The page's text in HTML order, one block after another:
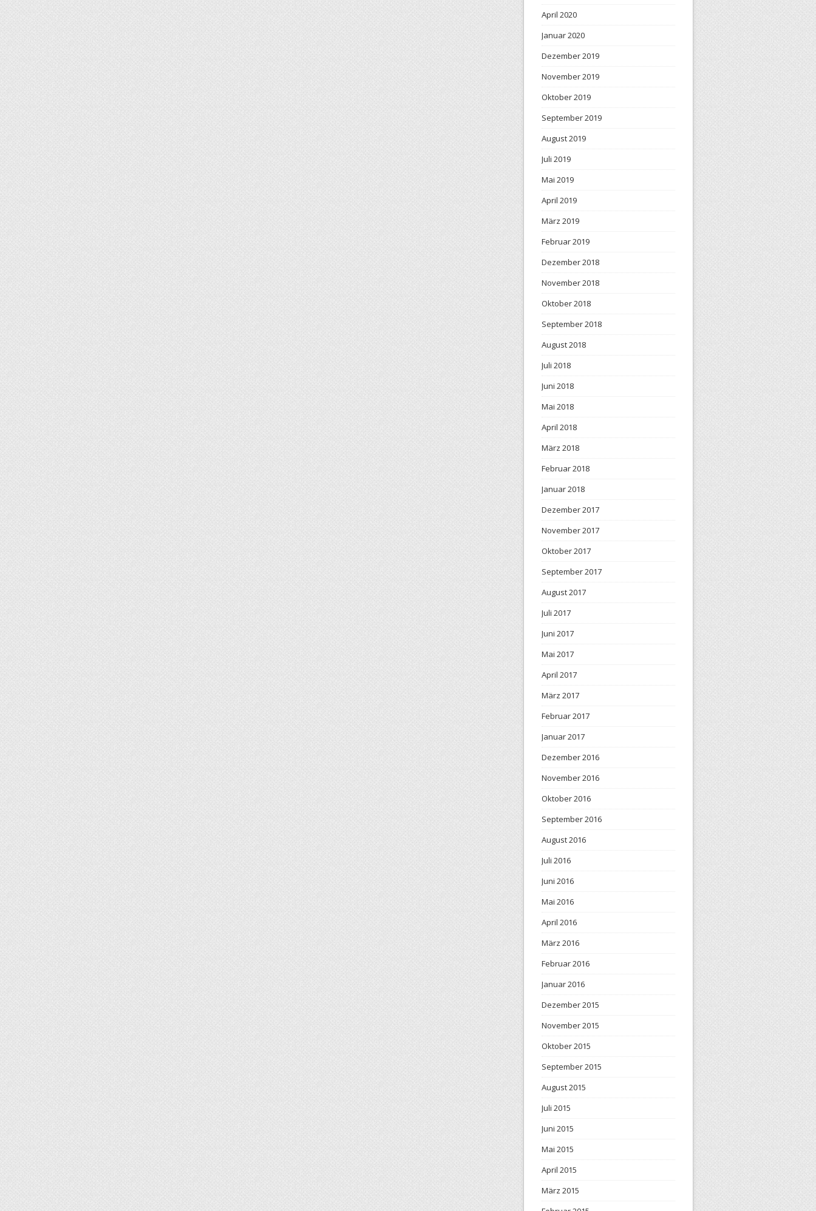
April 2020
Januar 2020
Dezember 2019
November 2019
Oktober 2019
September 2019
August 2019
Juli 2019
Mai 2019
April 2019
März 2019
Februar 2019
Dezember 2018
November 2018
Oktober 2018
September 2018
August 2018
Juli 2018
Juni 2018
Mai 2018
April 2018
März 2018
Februar 2018
Januar 2018
Dezember 2017
November 2017
Oktober 2017
September 2017
August 2017
Juli 2017
Juni 2017
Mai 2017
April 2017
März 2017
Februar 2017
Januar 2017
Dezember 2016
November 2016
Oktober 2016
September 2016
August 2016
Juli 2016
Juni 2016
Mai 2016
April 2016
März 2016
Februar 2016
Januar 2016
Dezember 2015
November 2015
Oktober 2015
September 2015
August 2015
Juli 2015
Juni 2015
Mai 2015
April 2015
März 2015